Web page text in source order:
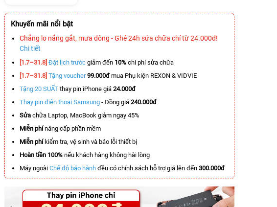
Khuyến mãi nổi bật
Chẳng lo nắng gắt, mưa dông - Ghé 24h sửa chữa chỉ từ 24.000đ!
Chi tiết
[1.7–31.8] Đặt lịch trước giảm đến 10% chi phí sửa chữa
[1.7–31.8] Tặng voucher 99.000đmua Phụ kiện REXON & VIDVIE
Tặng 20 SUẤT thay pin iPhone giá 24.000đ
Thay pin điện thoại Samsung - Đồng giá 240.000đ
Sửa chữa Laptop, MacBook giảm ngay 45%
Miễn phínâng cấp phần mềm
Miễn phíkiểm tra, vệ sinh và báo lỗi thiết bị
Hoàn tiền 100% nếu khách hàng không hài lòng
Máy ngoài Chế độ bảo hành đều có chính sách hỗ trợ giá lên đến 300.000đ